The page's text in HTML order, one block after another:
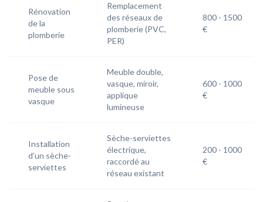
Rénovation
de la
plomberie
Remplacement
des réseaux de
plomberie (PVC,
PER)
800 - 1500
€
Pose de
meuble sous
vasque
Meuble double,
vasque, miroir,
applique
lumineuse
600 - 1000
€
Installation
d’un sèche-
serviettes
Sèche-serviettes
électrique,
raccordé au
réseau existant
200 - 1000
€